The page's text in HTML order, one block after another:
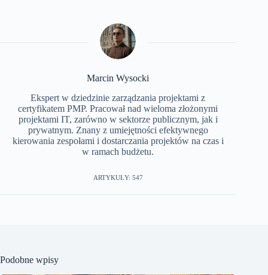
Marcin Wysocki
Ekspert w dziedzinie zarządzania projektami z
certyfikatem PMP. Pracował nad wieloma złożonymi
projektami IT, zarówno w sektorze publicznym, jak i
prywatnym. Znany z umiejętności efektywnego
kierowania zespołami i dostarczania projektów na czas i
w ramach budżetu.
ARTYKUŁY: 547
Podobne wpisy